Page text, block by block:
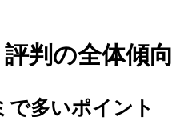
判の全体傾向
で多いポイント